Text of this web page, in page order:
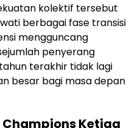
kolektif tersebut
berbagai fase transisi
mengguncang
penyerang
terakhir tidak lagi
besar bagi masa depan
Champions Ketiga